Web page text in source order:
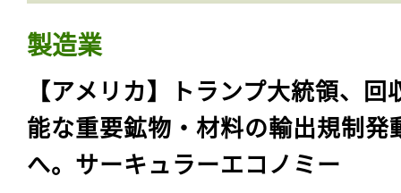
製造業
【アメリカ】トランプ大統領、回
能な重要鉱物・材料の輸出規制発
へ。サーキュラーエコノミー